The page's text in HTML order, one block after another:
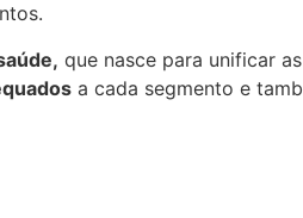
que nasce para unificar
a cada segmento e